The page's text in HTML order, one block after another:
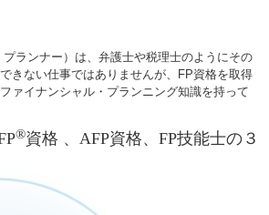
ランナー）は、弁護士や税理士のようにその
きない仕事ではありませんが、FP資格を取得
ァイナンシャル・プランニング知識を持って
®資格 、AFP資格、FP技能士の３